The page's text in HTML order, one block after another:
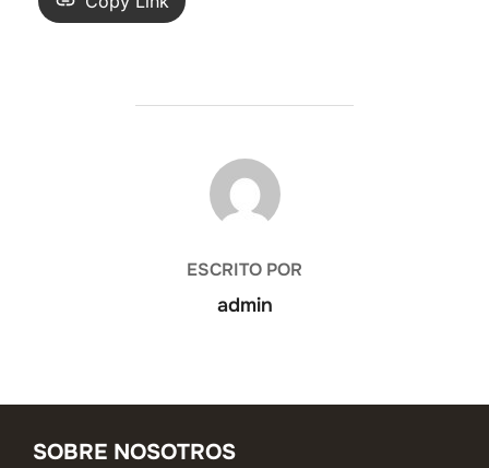
AUTOR DE LA ENTRADA
ESCRITO POR
admin
SOBRE NOSOTROS